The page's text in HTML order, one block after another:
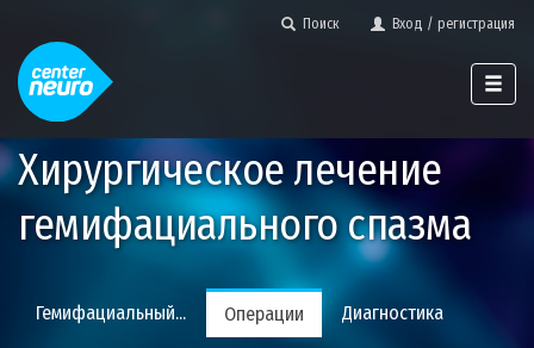
Поиск Вход / регистрация
Хирургическое лечение
гемифациального спазма
Гемифациальный... Операции Диагностика